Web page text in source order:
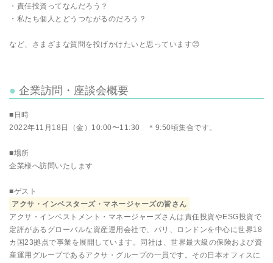
・責任投資ってなんだろう？
・私たち個人とどうつながるのだろう？
など、さまざまな質問を投げかけたいと思っています😊
企業訪問・座談会概要
■日時
2022年11月18日（金）10:00〜11:30 ＊9:50頃集合です。
■場所
企業様へ訪問いたします
■ゲスト
アクサ・インベスターズ・マネージャーズの皆さん
アクサ・インベストメント・マネージャーズさんは責任投資やESG投資で
定評があるグローバルな資産運用会社で、パリ、ロンドンを中心に世界18
カ国23拠点で事業を展開しています。同社は、世界最大級の保険および資
産運用グループであるアクサ・グループの一員です。その日本オフィスに